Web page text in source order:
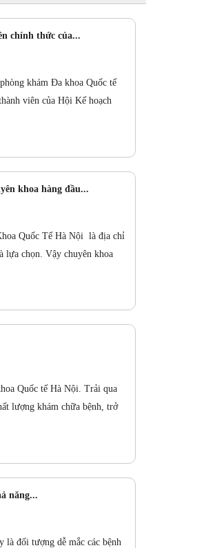
chính thức của...
khám Đa khoa Quốc tế
viên của Hội Kế hoạch
khoa hàng đầu...
Quốc Tế Hà Nội là địa chỉ
lựa chọn. Vậy chuyên khoa
Quốc tế Hà Nội. Trải qua
lượng khám chữa bệnh, trở
năng...
là đối tượng dễ mắc các bệnh